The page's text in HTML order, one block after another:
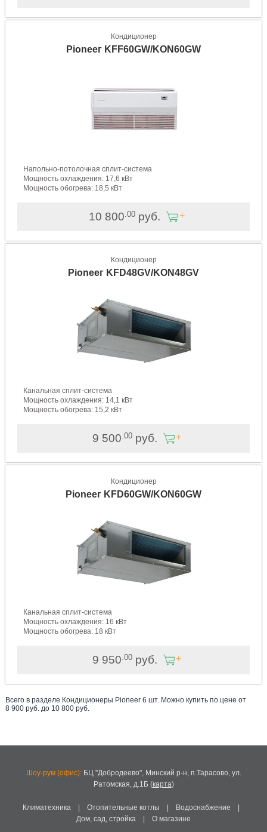
Кондиционер
Pioneeг KFF60GW/KON60GW
Напольно-потолочная сплит-система
Мощность охлаждения: 17,6 кВт
Мощность обогрева: 18,5 кВт
10 800 .00 руб.
Кондиционер
Pioneeг KFD48GV/KON48GV
Канальная сплит-система
Мощность охлаждения: 14,1 кВт
Мощность обогрева: 15,2 кВт
9 500 .00руб.
Кондиционер
Pioneeг KFD60GW/KON60GW
Канальная сплит-система
Мощность охлаждения: 16 кВт
Мощность обогрева: 18 кВт
9 950 .00руб.
Всего в разделе Кондиционеры Pioneer 6 шт. Можно купить по цене от
8 900 руб. до 10 800 руб.
Шоу-рум (офис):БЦ "Добродеево", Минский р-н, п.Тарасово, ул.
Ратомская, д.1Б(карта)
Климатехника| Отопительные котлы Водоснабжение
Дом, сад, стройка
О магазине